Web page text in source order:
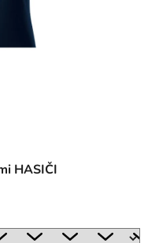
HASIČI